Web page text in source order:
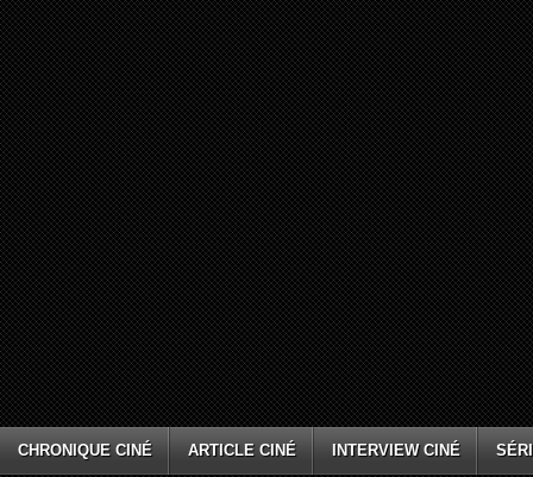
CHRONIQUE CINÉ ARTICLE CINÉ INTERVIEW CINÉ